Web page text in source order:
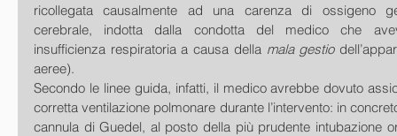
ricollegata causalmente ad una carenza di ossigeno
cerebrale, indotta dalla condotta del medico che
insufficienza respiratoria a causa della mala gestio
aeree).
Secondo le linee guida, infatti, il medico avrebbe dovuto
corretta ventilazione polmonare durante l’intervento: in
cannula di Guedel, al posto della più prudente intubazione